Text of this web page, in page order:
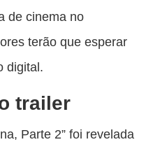
de cinema no
terão que esperar
digital.
trailer
Parte 2” foi revelada